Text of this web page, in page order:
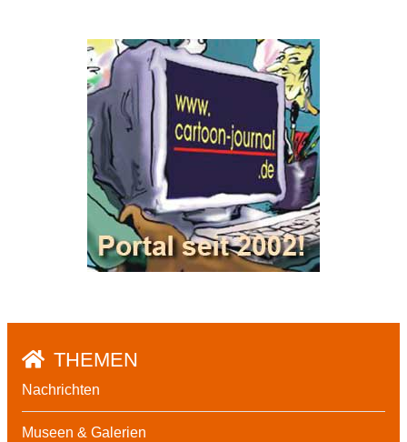
THEMEN
Nachrichten
Museen & Galerien